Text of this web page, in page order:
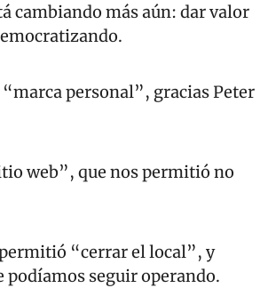
cambiando más aún: dar valor
personal”, gracias Peter
web”, que nos permitió no
“cerrar el local”, y
podíamos seguir operando.